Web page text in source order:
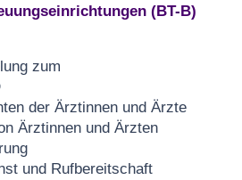
(BT-B)
zum
der Ärztinnen und Ärzte
Ärztinnen und Ärzten
und Rufbereitschaft